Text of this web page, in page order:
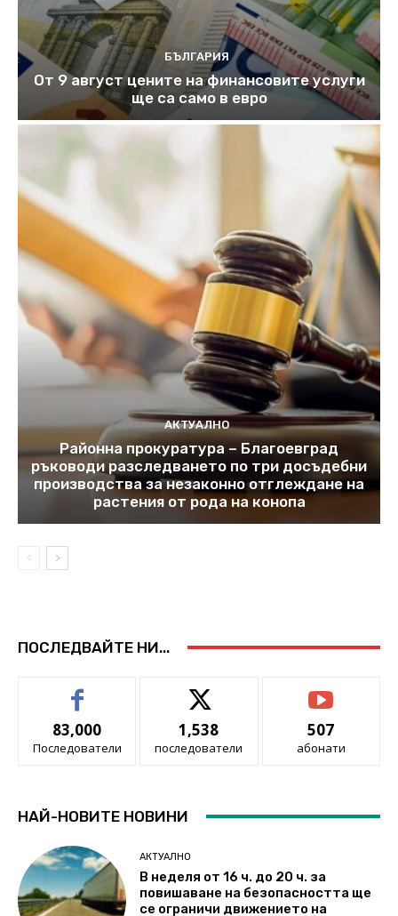
БЪЛГАРИЯ
От 9 август цените на финансовите услуги
ще са само в евро
АКТУАЛНО
Районна прокуратура – Благоевград
ръководи разследването по три досъдебни
производства за незаконно отглеждане на
растения от рода на конопа
ПОСЛЕДВАЙТЕ НИ...
83,000
Последователи
1,538
последователи
507
абонати
НАЙ-НОВИТЕ НОВИНИ
АКТУАЛНО
В неделя от 16 ч. до 20 ч. за
повишаване на безопасността ще
се ограничи движението на